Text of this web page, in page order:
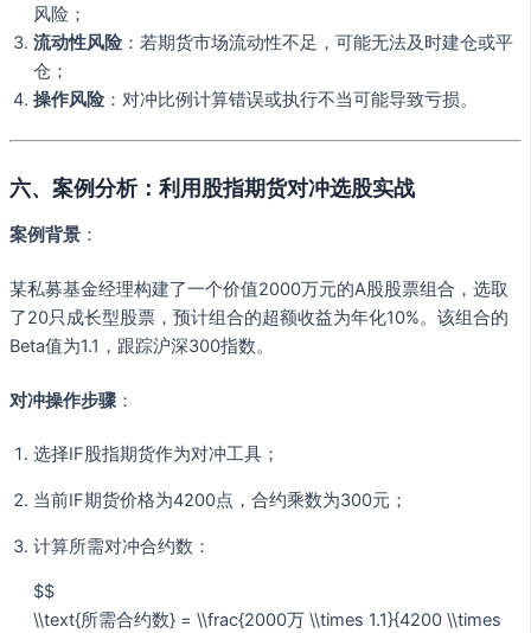
风险；
流动性风险 ：若期货市场流动性不足，可能无法及时建仓或平
仓；
操作风险 ：对冲比例计算错误或执行不当可能导致亏损。
六、案例分析：利用股指期货对冲选股实战
案例背景 ：
某私募基金经理构建了一个价值2000万元的A股股票组合，选取
了20只成长型股票，预计组合的超额收益为年化10%。该组合的
Beta值为1.1，跟踪沪深300指数。
对冲操作步骤 ：
选择IF股指期货作为对冲工具；
当前IF期货价格为4200点，合约乘数为300元；
计算所需对冲合约数：
$$
\\text{所需合约数} = \\frac{2000万 \\times 1.1}{4200 \\times